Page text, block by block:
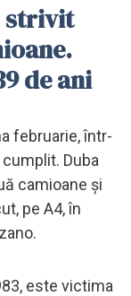
strivit
de ani
februarie, într-
Duba
camioane și
pe A4, în
este victima